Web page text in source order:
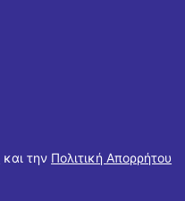
και την Πολιτική Απορρήτου